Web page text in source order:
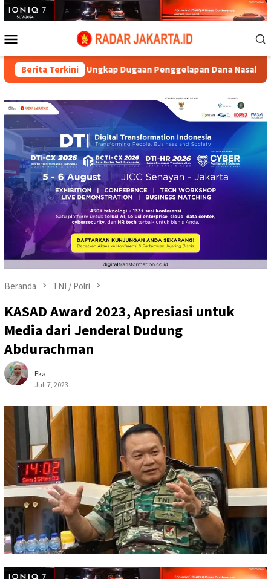
Loncat
ke
Mobile
Berita Terkini
Ungkap Dugaan Penggelapan Dana Nasabah di KSP MDS Jatim
Beranda TNI / Polri
KASAD Award 2023, Apresiasi untuk
Media dari Jenderal Dudung
Abdurachman
Eka
Juli 7, 2023